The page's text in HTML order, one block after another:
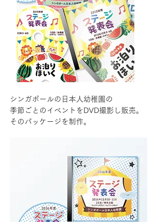
シンガポールの日本人幼稚園の
季節ごとのイベントをDVD撮影し販売。
そのパッケージを制作。